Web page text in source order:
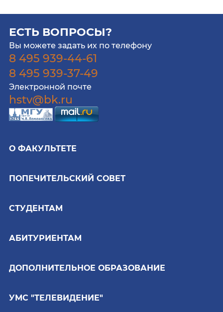
ЕСТЬ ВОПРОСЫ?
Вы можете задать их по телефону
8 495 939-44-61
8 495 939-37-49
Электронной почте
hstv@bk.ru
О ФАКУЛЬТЕТЕ
ПОПЕЧИТЕЛЬСКИЙ СОВЕТ
СТУДЕНТАМ
АБИТУРИЕНТАМ
ДОПОЛНИТЕЛЬНОЕ ОБРАЗОВАНИЕ
УМС "ТЕЛЕВИДЕНИЕ"